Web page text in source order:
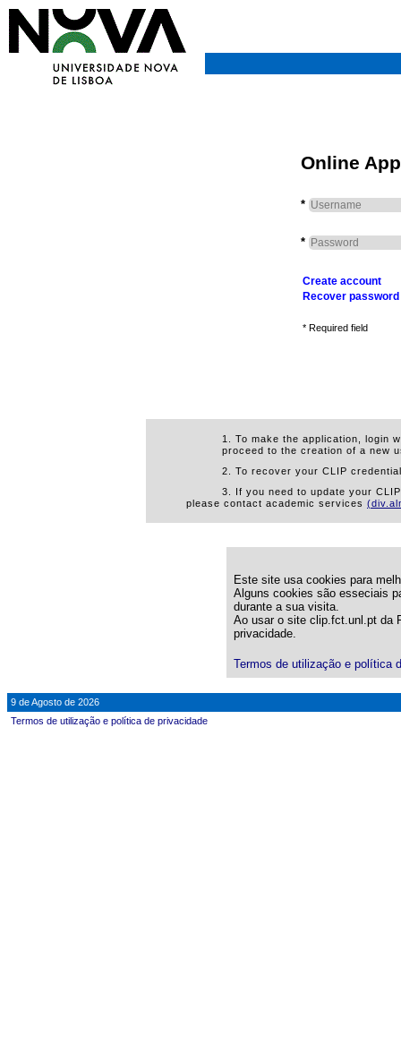
Online
*
*
Create account
Recover password
* Required field
1. To make the application, login
proceed to the creation of a new
2. To recover your CLIP
3. If you need to update your
please contact academic services
Este site usa cookies para
Alguns cookies são esseciais
durante a sua visita.
Ao usar o site clip.fct.unl.pt da
privacidade.
Termos de utilização e política
9 de Agosto de 2026
Termos de utilização e política de privacidade